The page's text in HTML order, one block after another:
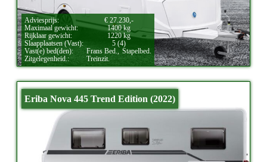
Adviesprijs:
€ 27.230,-
Maximaal gewicht:
1400 kg
Rijklaar gewicht:
1220 kg
Slaapplaatsen (Vast):
5 (4)
Vast(e) bed(den):
Frans Bed., Stapelbed.
Zitgelegenheid.:
Treinzit.
Eriba Nova 445 Trend Edition (2022)